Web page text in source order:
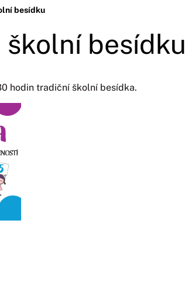
besídku
školní besídku
hodin tradiční školní besídka.